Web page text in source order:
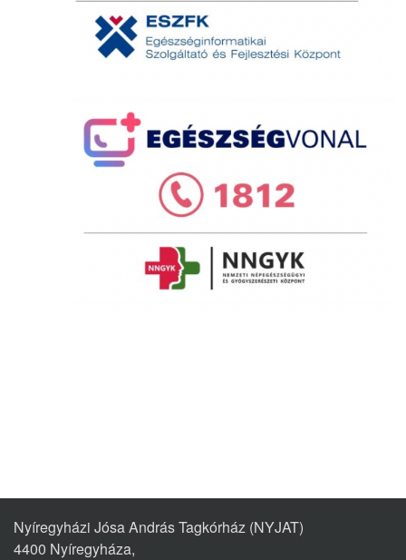
Nyíregyházi Jósa András Tagkórház (NYJAT)
4400 Nyíregyháza,